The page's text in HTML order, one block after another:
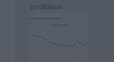
torzítások